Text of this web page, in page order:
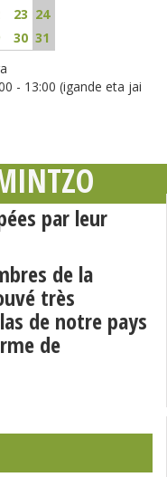
23 24
30 31
- 13:00 (igande eta jai
par leur
de la
très
de notre pays
de